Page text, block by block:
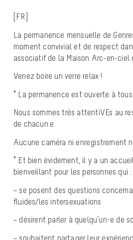
[FR]
La permanence mensuelle de
moment convivial et de respect
associatif de la Maison Arc-en-ciel
Venez boire un verre relax !
* La permanence est ouverte à
Nous sommes très attentiVEs au
de chacun.e.
Aucune caméra ni enregistrement
* Et bien évidement, il y a un
bienveillant pour les personnes qui :
– se posent des questions
fluides/les intersexuations
– désirent parler à quelqu’un·e de